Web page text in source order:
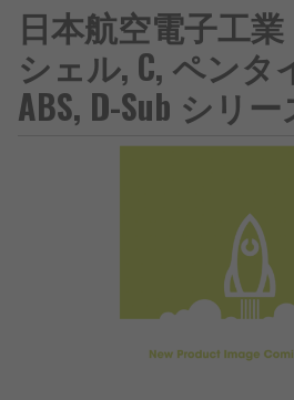
日本航空電子工業
シェル, C, ペンタ
ABS, D-Sub シリ